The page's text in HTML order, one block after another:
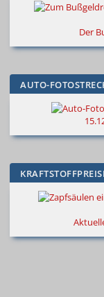
Der
AUTO-